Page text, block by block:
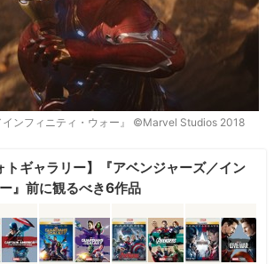
インフィニティ・ウォー』 ©Marvel Studios 2018
トギャラリー】『アベンジャーズ／イン
』前に観るべき6作品